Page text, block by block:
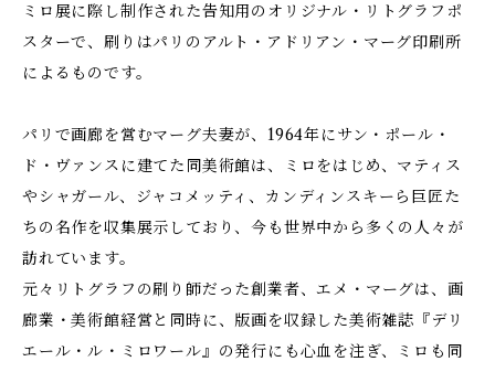
ミロ展に際し制作された告知用のオリジナル・リトグラフポ
スターで、刷りはパリのアルト・アドリアン・マーグ印刷所
によるものです。
パリで画廊を営むマーグ夫妻が、1964年にサン・ポール・
ド・ヴァンスに建てた同美術館は、ミロをはじめ、マティス
やシャガール、ジャコメッティ、カンディンスキーら巨匠た
ちの名作を収集展示しており、今も世界中から多くの人々が
訪れています。
元々リトグラフの刷り師だった創業者、エメ・マーグは、画
廊業・美術館経営と同時に、版画を収録した美術雑誌『デリ
エール・ル・ミロワール』の発行にも心血を注ぎ、ミロも同